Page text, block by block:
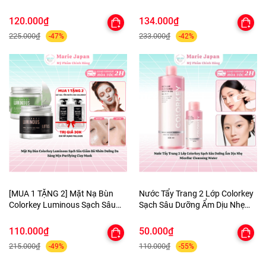
Primer 30g - TẶNG 1 BÔNG MÚT
120.000₫
225.000₫ -47%
MÚT TÍM
134.000₫
233.000₫ -42%
[MUA 1 TẶNG 2] Mặt Nạ Bùn
Colorkey Luminous Sạch Sâu
Mịn Purifying Clay Mask - TẶNG
SET SAMPLE 2 GEL TẮM
110.000₫
215.000₫ -49%
Nước Tẩy Trang 2 Lớp Colorkey
Sạch Sâu Dưỡng Ẩm Dịu Nhẹ
50.000₫
110.000₫ -55%